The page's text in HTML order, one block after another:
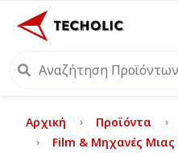
Αρχική Προϊόντα
Film & Μηχανές